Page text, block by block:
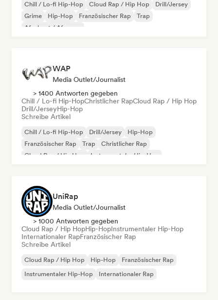
Chill / Lo-fi Hip-Hop Cloud Rap / Hip Hop
Drill/Jersey
Grime
Hip-Hop Französischer Rap
Trap
Afrobeat / Afropop
WAP
Media Outlet/Journalist
> 1400 Antworten gegeben
Chill / Lo-fi Hip-HopChristlicher RapCloud Rap / Hip Hop
Drill/JerseyHip-Hop
Schreibe Artikel
Chill / Lo-fi Hip-Hop Drill/Jersey
Hip-Hop
Französischer Rap
Trap
Christlicher Rap
Cloud Rap / Hip Hop
Instrumentaler Hip-Hop
UniRap
Media Outlet/Journalist
> 1000 Antworten gegeben
Cloud Rap / Hip HopHip-HopInstrumentaler Hip-Hop
Internationaler RapFranzösischer Rap
Schreibe Artikel
Cloud Rap / Hip Hop Hip-Hop
Französischer Rap
Instrumentaler Hip-Hop
Internationaler Rap